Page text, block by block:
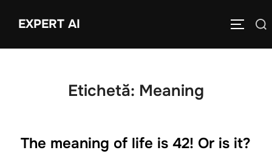
EXPERT AI
Caută
Etichetă: Meaning
The meaning of life is 42! Or is it?